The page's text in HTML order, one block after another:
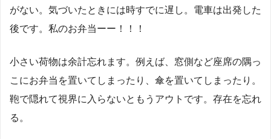
がない。気づいたときには時すでに遅し。電車は出発した
後です。私のお弁当ーー！！！
小さい荷物は余計忘れます。例えば、窓側など座席の隅っ
こにお弁当を置いてしまったり、傘を置いてしまったり。
鞄で隠れて視界に入らないともうアウトです。存在を忘れ
る。